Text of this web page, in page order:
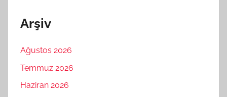
Arşiv
Ağustos 2026
Temmuz 2026
Haziran 2026